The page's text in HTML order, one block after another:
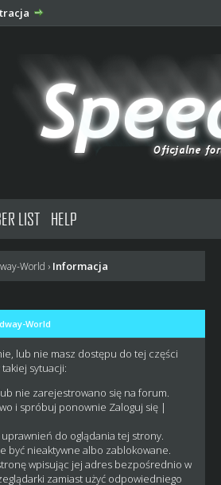
LIST HELP
World › Informacja
World
lub nie masz dostępu do tej części
sytuacji:
nie zarejestrowano się na forum.
i spróbuj ponownie Zaloguj się|
do oglądania tej strony.
być nieaktywne albo zablokowane.
wpisując jej adres bezpośrednio w
zamiast użyć odpowiedniego